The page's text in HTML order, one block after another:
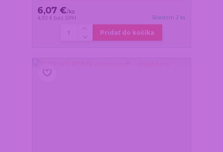
6,07 €/ks
4,93 € bez DPH Skladom 2 ks
Pridať do košíka